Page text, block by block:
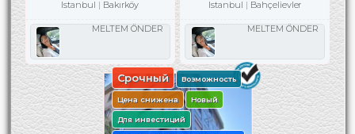
Istanbul
Bakırköy
MELTEM ÖNDER
Istanbul
Bahçelievler
MELTEM ÖNDER
Срочный Возможность
Цена снижена Новый
Для инвестиций